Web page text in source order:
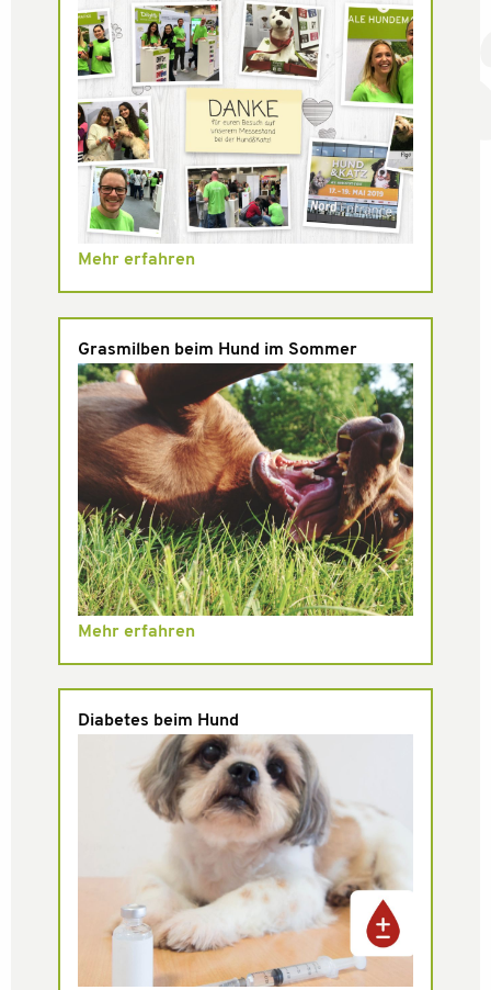
Mehr erfahren
Grasmilben beim Hund im Sommer
Mehr erfahren
Diabetes beim Hund